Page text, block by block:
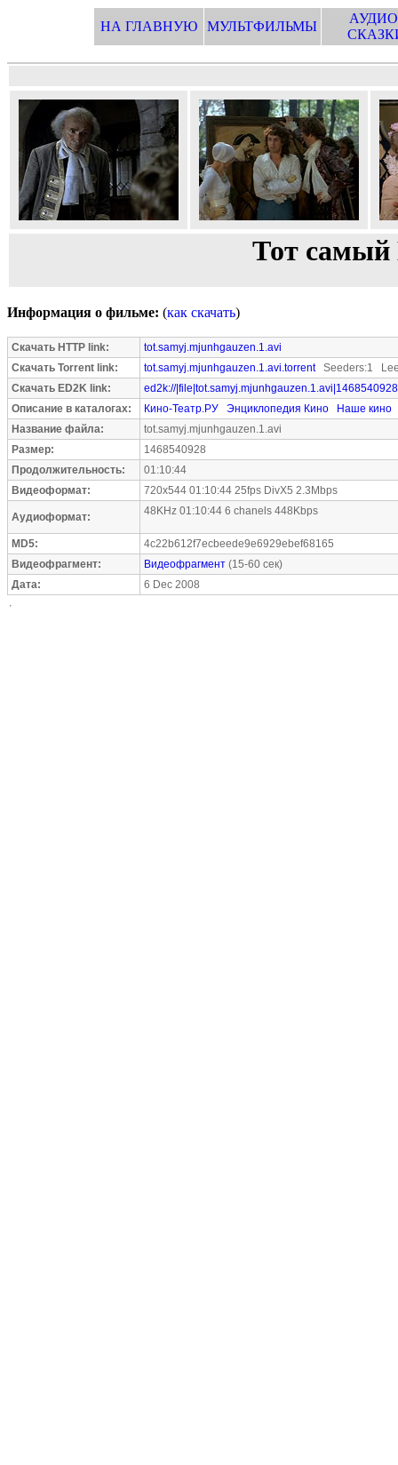
НА ГЛАВНУЮ МУЛЬТФИЛЬМЫ
Тот самый
Информация о фильме: (как скачать)
Скачать HTTP link:
tot.samyj.mjunhgauzen.1.avi
Скачать Torrent link:
tot.samyj.mjunhgauzen.1.avi.torrentSeeders:1
Скачать ED2K link:
ed2k://
Описание в каталогах:
Кино-Театр.РУ Энциклопедия Кино
Наше кино
Название файла:
tot.samyj.mjunhgauzen.1.avi
Размер:
1468540928
Продолжительность:
01:10:44
Видеоформат:
720x544 01:10:44 25fps DivX5 2.3Mbps
Аудиоформат: 48KHz 01:10:44 6 chanels 448Kbps
MD5:
4c22b612f7ecbeede9e6929ebef68165
Видеофрагмент:
Видеофрагмент (15-60 сек)
Дата:
6 Dec 2008